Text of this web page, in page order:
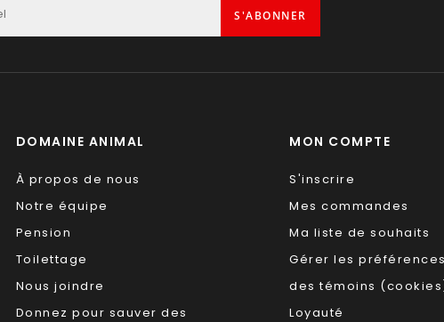
S'ABONNER
DOMAINE ANIMAL
À propos de nous
Notre équipe
Pension
Toilettage
Nous joindre
Donnez pour sauver des
MON COMPTE
S'inscrire
Mes commandes
Ma liste de souhaits
Gérer les préférences
des témoins
Loyauté